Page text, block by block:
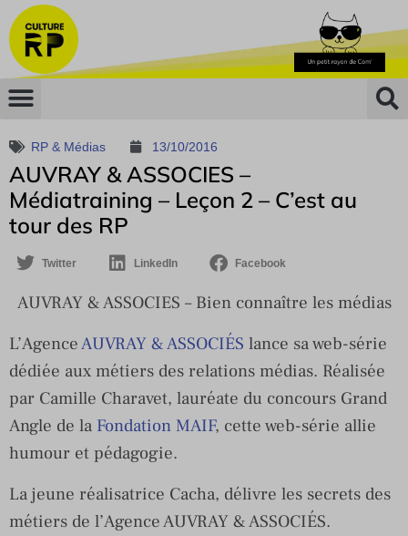
RP & Médias 13/10/2016
AUVRAY & ASSOCIES –
Médiatraining – Leçon 2 – C’est au
tour des RP
Twitter LinkedIn Facebook
AUVRAY & ASSOCIES – Bien connaître les médias
L’AgenceAUVRAY & ASSOCIÉS lance sa web-série
dédiée aux métiers des relations médias. Réalisée
par Camille Charavet, lauréate du concours Grand
Angle de la Fondation MAIF, cette web-série allie
humour et pédagogie.
La jeune réalisatrice Cacha, délivre les secrets des
métiers de l’Agence AUVRAY & ASSOCIÉS.